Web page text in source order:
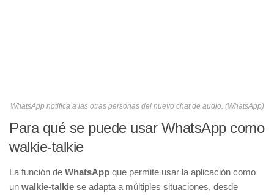
WhatsApp notifica a las otras personas del nuevo chat de audio. (WhatsApp)
Para qué se puede usar WhatsApp como
walkie-talkie
La función de WhatsApp que permite usar la aplicación como
un walkie-talkie se adapta a múltiples situaciones, desde